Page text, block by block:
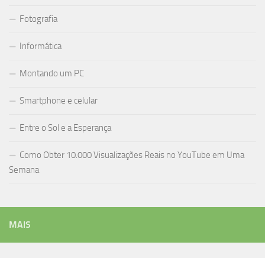
Fotografia
Informática
Montando um PC
Smartphone e celular
Entre o Sol e a Esperança
Como Obter 10.000 Visualizações Reais no YouTube em Uma
Semana
MAIS